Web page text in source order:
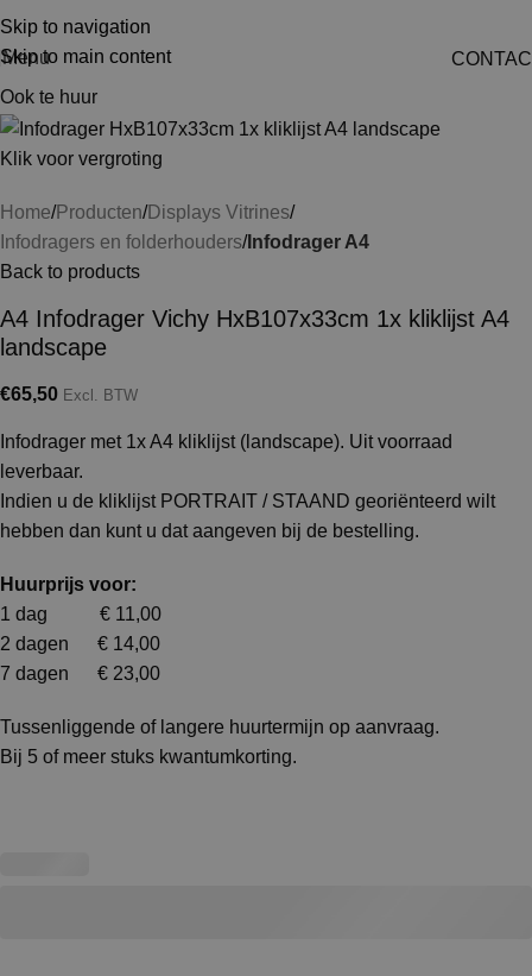
Skip to navigation
Skip to main content
Menu
Ook te huur
Klik voor vergroting
Home Producten Displays Vitrines
Infodragers en folderhouders Infodrager A4
Back to products
A4 Infodrager Vichy HxB107x33cm 1x kliklijst A4
landscape
€65,50 Excl. BTW
Infodrager met 1x A4 kliklijst (landscape). Uit voorraad
leverbaar.
Indien u de kliklijst PORTRAIT / STAAND georiënteerd wilt
hebben dan kunt u dat aangeven bij de bestelling.
Huurprijs voor:
1 dag € 11,00
2 dagen € 14,00
7 dagen € 23,00
Tussenliggende of langere huurtermijn op aanvraag.
Bij 5 of meer stuks kwantumkorting.